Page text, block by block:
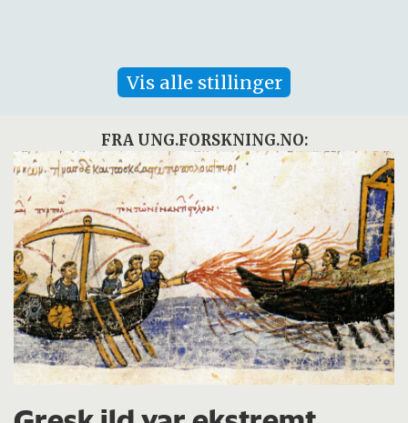
Vis alle stillinger
FRA UNG.FORSKNING.NO: